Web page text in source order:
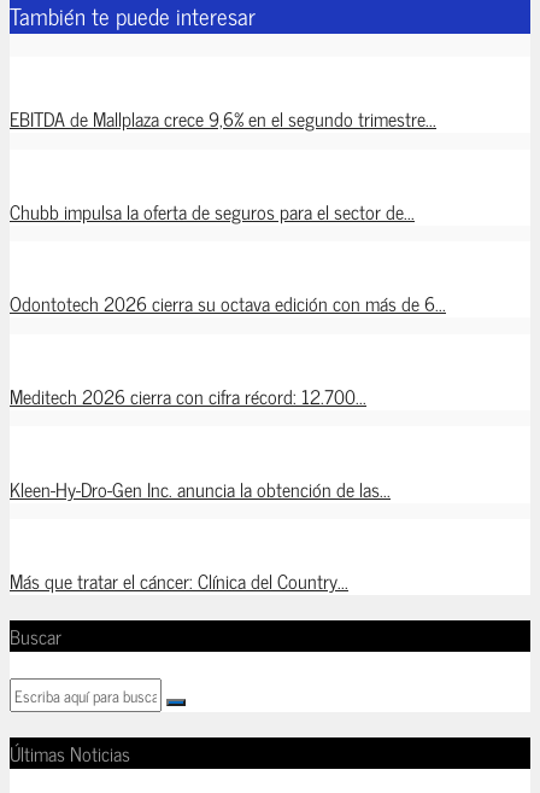
También te puede interesar
EBITDA de Mallplaza crece 9,6% en el segundo trimestre...
Chubb impulsa la oferta de seguros para el sector de...
Odontotech 2026 cierra su octava edición con más de 6...
Meditech 2026 cierra con cifra récord: 12.700...
Kleen-Hy-Dro-Gen Inc. anuncia la obtención de las...
Más que tratar el cáncer: Clínica del Country...
Buscar
Últimas Noticias